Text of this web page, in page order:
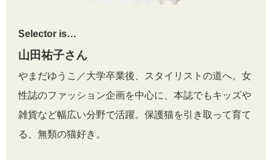
Selector is…
山田祐子さん
やまだゆうこ／大学卒業後、スタイリストの道へ。女
性誌のファッション企画を中心に、本誌でもキッズや
雑貨など幅広い分野で活躍。保護猫を引き取って育て
る、無類の猫好き。